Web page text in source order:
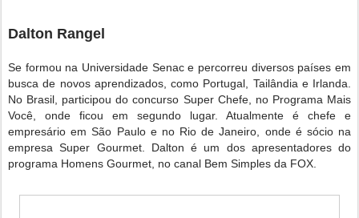
Dalton Rangel
Se formou na Universidade Senac e percorreu diversos países em
busca de novos aprendizados, como Portugal, Tailândia e Irlanda.
No Brasil, participou do concurso Super Chefe, no Programa Mais
Você, onde ficou em segundo lugar. Atualmente é chefe e
empresário em São Paulo e no Rio de Janeiro, onde é sócio na
empresa Super Gourmet. Dalton é um dos apresentadores do
programa Homens Gourmet, no canal Bem Simples da FOX.